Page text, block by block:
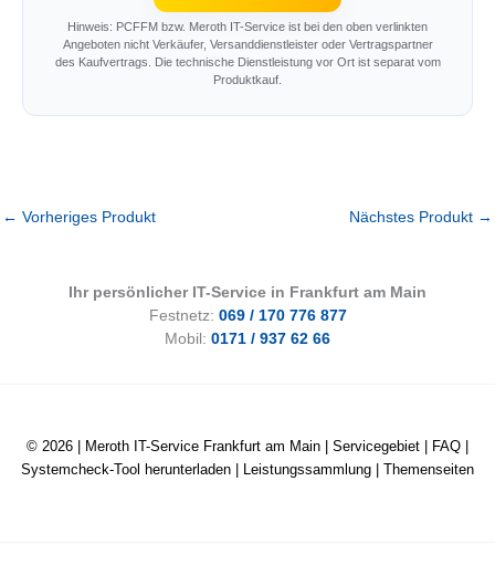
Hinweis: PCFFM bzw. Meroth IT-Service ist bei den oben verlinkten
Angeboten nicht Verkäufer, Versanddienstleister oder Vertragspartner
des Kaufvertrags. Die technische Dienstleistung vor Ort ist separat vom
Produktkauf.
← Vorheriges Produkt Nächstes Produkt →
Ihr persönlicher IT-Service in Frankfurt am Main
Festnetz: 069 / 170 776 877
Mobil: 0171 / 937 62 66
© 2026 | Meroth IT-Service Frankfurt am Main Servicegebiet FAQ
Systemcheck-Tool herunterladen
Leistungssammlung Themenseiten